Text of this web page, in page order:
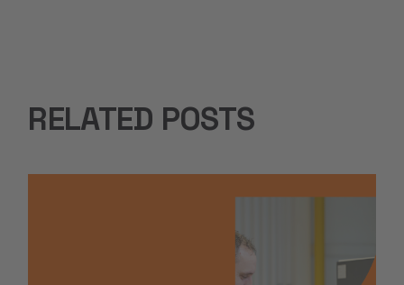
RELATED POSTS